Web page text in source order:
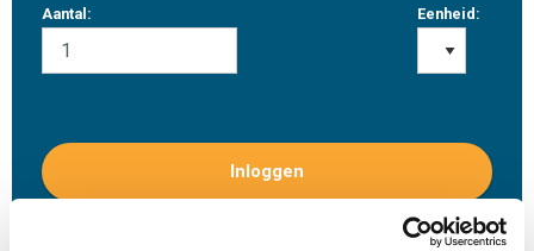
Aantal: Eenheid:
Inloggen